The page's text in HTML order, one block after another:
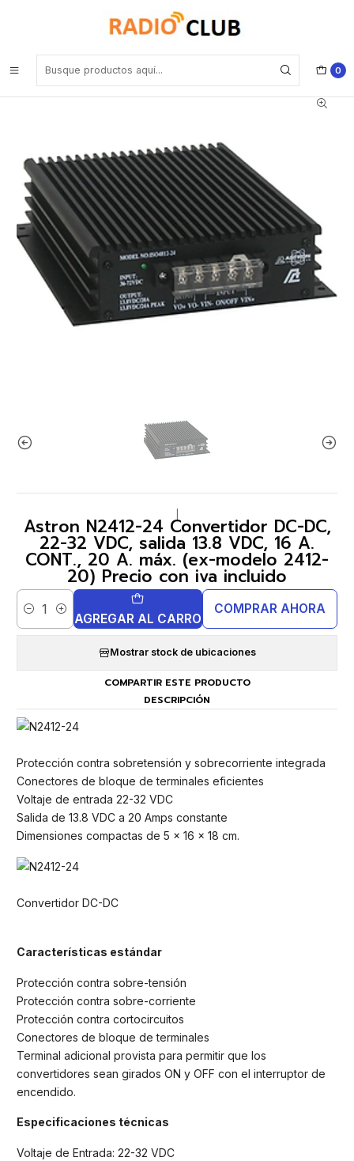
0
Astron N2412-24 Convertidor DC-DC, 22-32 VDC, salida 13.8 VDC,
16 A. CONT., 20 A. máx. (ex-modelo 2412-20) Precio con iva
Astron N2412-24 Convertidor DC-DC,
22-32 VDC, salida 13.8 VDC, 16 A.
CONT., 20 A. máx. (ex-modelo 2412-
20) Precio con iva incluido
Cantidad AGREGAR AL CARRO
COMPRAR AHORA
Mostrar stock de ubicaciones
COMPARTIR ESTE PRODUCTO
DESCRIPCIÓN
Protección contra sobretensión y sobrecorriente integrada
Conectores de bloque de terminales eficientes
Voltaje de entrada 22-32 VDC
Salida de 13.8 VDC a 20 Amps constante
Dimensiones compactas de 5 x 16 x 18 cm.
Convertidor DC-DC
Características estándar
Protección contra sobre-tensión
Protección contra sobre-corriente
Protección contra cortocircuitos
Conectores de bloque de terminales
Terminal adicional provista para permitir que los
convertidores sean girados ON y OFF con el interruptor de
encendido.
Especificaciones técnicas
Voltaje de Entrada: 22-32 VDC